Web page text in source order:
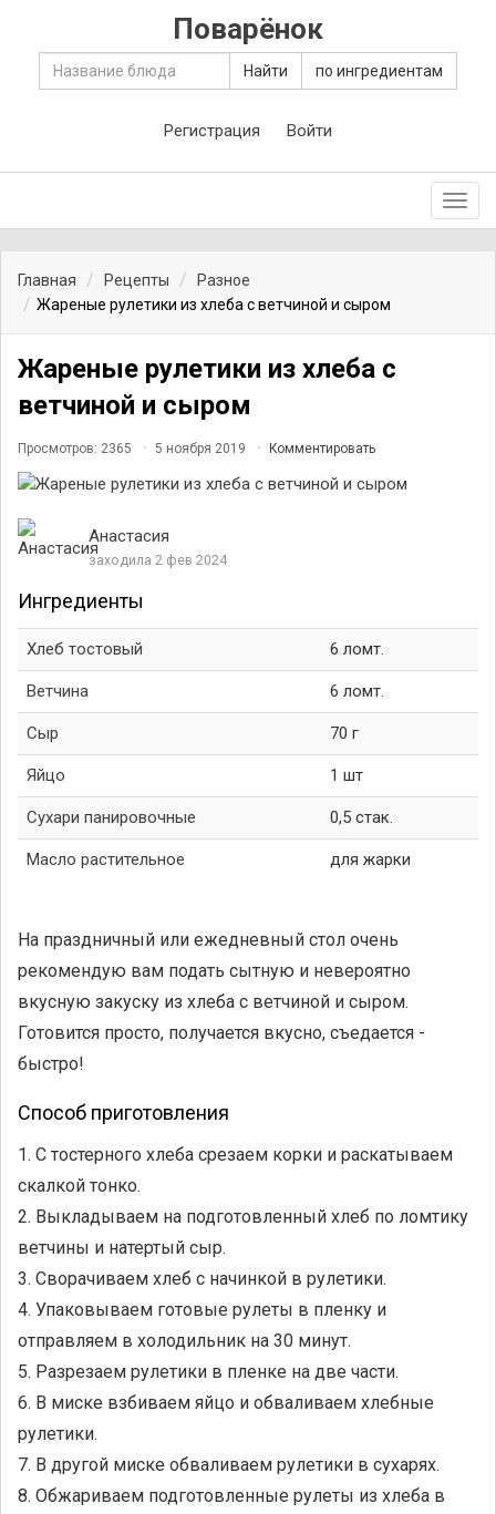
Поварёнок
Найти по ингредиентам
Регистрация Войти
Главная Рецепты
Разное
Жареные рулетики из хлеба с ветчиной и сыром
Жареные рулетики из хлеба с
ветчиной и сыром
Просмотров: 2365 5 ноября 2019 Комментировать
Анастасия
заходила 2 фев 2024
Ингредиенты
Хлеб тостовый 6 ломт.
Ветчина 6 ломт.
Сыр 70 г
Яйцо 1 шт
Сухари панировочные 0,5 стак.
Масло растительное для жарки
На праздничный или ежедневный стол очень
рекомендую вам подать сытную и невероятно
вкусную закуску из хлеба с ветчиной и сыром.
Готовится просто, получается вкусно, съедается -
быстро!
Способ приготовления
1. С тостерного хлеба срезаем корки и раскатываем
скалкой тонко.
2. Выкладываем на подготовленный хлеб по ломтику
ветчины и натертый сыр.
3. Сворачиваем хлеб с начинкой в рулетики.
4. Упаковываем готовые рулеты в пленку и
отправляем в холодильник на 30 минут.
5. Разрезаем рулетики в пленке на две части.
6. В миске взбиваем яйцо и обваливаем хлебные
рулетики.
7. В другой миске обваливаем рулетики в сухарях.
8. Обжариваем подготовленные рулеты из хлеба в